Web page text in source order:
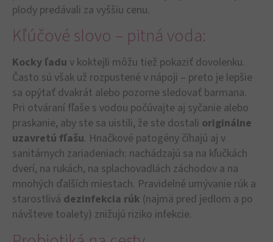
plody predávali za vyššiu cenu.
Kľúčové slovo – pitná voda:
Kocky ľadu v koktejli môžu tiež pokaziť dovolenku.
Často sú však už rozpustené v nápoji – preto je lepšie
sa opýtať dvakrát alebo pozorne sledovať barmana.
Pri otváraní fľaše s vodou počúvajte aj syčanie alebo
praskanie, aby ste sa uistili, že ste dostali originálne
uzavretú fľašu. Hnačkové patogény číhajú aj v
sanitárnych zariadeniach: nachádzajú sa na kľučkách
dverí, na rukách, na splachovadlách záchodov a na
mnohých ďalších miestach. Pravidelné umývanie rúk a
starostlivá dezinfekcia rúk (najmä pred jedlom a po
návšteve toalety) znižujú riziko infekcie.